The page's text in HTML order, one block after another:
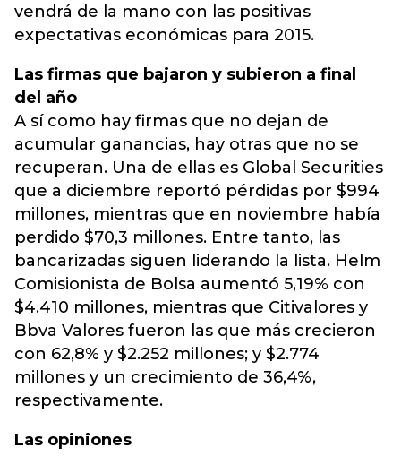
vendrá de la mano con las positivas
expectativas económicas para 2015.
Las firmas que bajaron y subieron a final
del año
A sí como hay firmas que no dejan de
acumular ganancias, hay otras que no se
recuperan. Una de ellas es Global Securities
que a diciembre reportó pérdidas por $994
millones, mientras que en noviembre había
perdido $70,3 millones. Entre tanto, las
bancarizadas siguen liderando la lista. Helm
Comisionista de Bolsa aumentó 5,19% con
$4.410 millones, mientras que Citivalores y
Bbva Valores fueron las que más crecieron
con 62,8% y $2.252 millones; y $2.774
millones y un crecimiento de 36,4%,
respectivamente.
Las opiniones